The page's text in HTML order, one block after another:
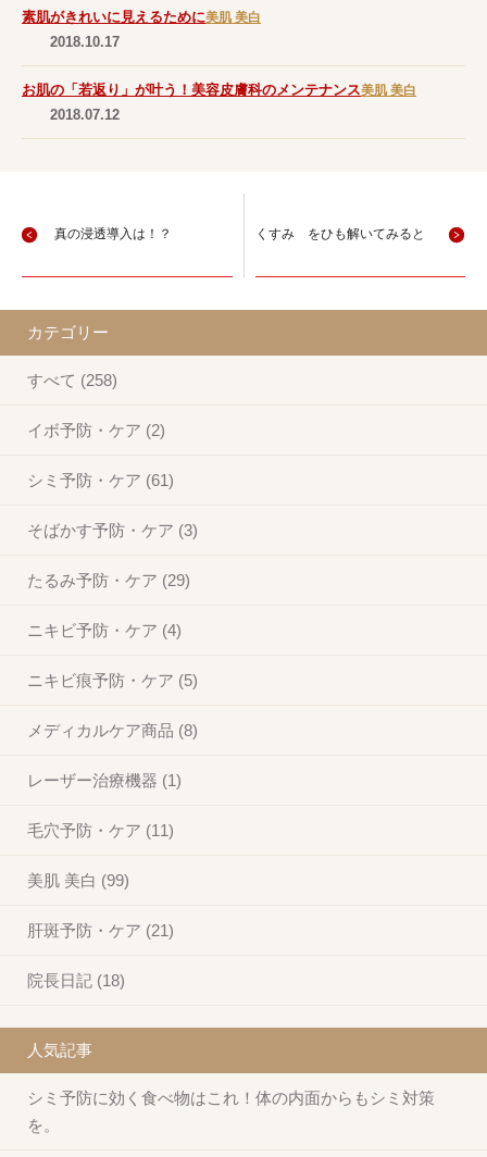
素肌がきれいに見えるために美肌 美白
2018.10.17
お肌の「若返り」が叶う！美容皮膚科のメンテナンス美肌 美白
2018.07.12
真の浸透導入は！？ くすみ をひも解いてみると
カテゴリー
すべて (258)
イボ予防・ケア (2)
シミ予防・ケア (61)
そばかす予防・ケア (3)
たるみ予防・ケア (29)
ニキビ予防・ケア (4)
ニキビ痕予防・ケア (5)
メディカルケア商品 (8)
レーザー治療機器 (1)
毛穴予防・ケア (11)
美肌 美白 (99)
肝斑予防・ケア (21)
院長日記 (18)
人気記事
シミ予防に効く食べ物はこれ！体の内面からもシミ対策
を。